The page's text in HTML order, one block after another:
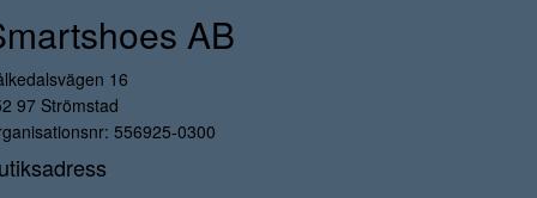
AB
16
97 Strömstad
556925-0300